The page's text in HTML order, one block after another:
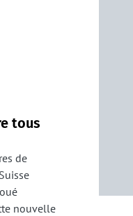
tous
de
nouvelle